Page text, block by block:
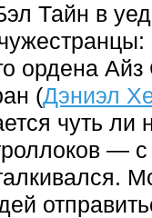
Тайн в
ордена Айз
(Дэниэл
чуть ли
— с